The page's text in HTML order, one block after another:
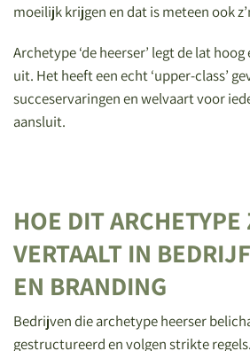
moeilijk krijgen en dat is meteen ook
Archetype ‘de heerser’ legt de lat
uit. Het heeft een echt ‘upper-class’
succeservaringen en welvaart voor
aansluit.
HOE DIT ARCHETYPE
VERTAALT IN
EN BRANDING
Bedrijven die archetype heerser
gestructureerd en volgen strikte